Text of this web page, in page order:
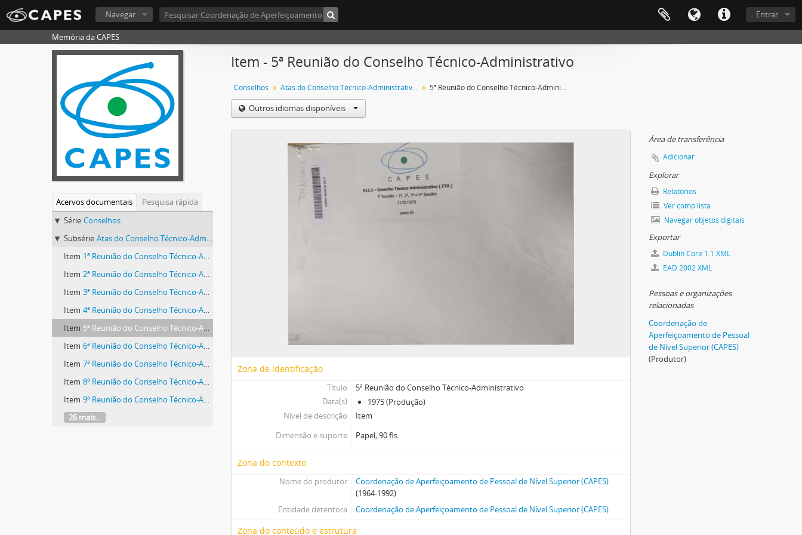
Entrar
Navegar
Memória da CAPES
Acervos documentais
Pesquisa rápida
Série Conselhos
Subsérie Atas do Conselho Técnico-Administrativo (CTA) 1974-1981
Item 1ª Reunião do Conselho Técnico-Administrativo
Item 2ª Reunião do Conselho Técnico-Administrativo
Item 3ª Reunião do Conselho Técnico-Administrativo
Item 4ª Reunião do Conselho Técnico-Administrativo
Item 5ª Reunião do Conselho Técnico-Administrativo
Item 6ª Reunião do Conselho Técnico-Administrativo
Item 7ª Reunião do Conselho Técnico-Administrativo
Item 8ª Reunião do Conselho Técnico-Administrativo
Item 9ª Reunião do Conselho Técnico-Administrativo
26 mais...
Item - 5ª Reunião do Conselho Técnico-Administrativo
Conselhos Atas do Conselho Técnico-Administrativo (CTA) 1974-1981 5ª Reunião do Conselho Técnico-Administrativo
Outros idiomas disponíveis
Zona de identificação
Título
5ª Reunião do Conselho Técnico-Administrativo
Data(s)
1975 (Produção)
Nível de descrição
Item
Dimensão e suporte
Papel; 90 fls.
Zona do contexto
Nome do produtor
Coordenação de Aperfeiçoamento de Pessoal de Nível Superior (CAPES)
(1964-1992)
Entidade detentora
Coordenação de Aperfeiçoamento de Pessoal de Nível Superior (CAPES)
Zona do conteúdo e estrutura
Área de transferência
Adicionar
Explorar
Relatórios
Ver como lista
Navegar objetos digitais
Exportar
Dublin Core 1.1 XML
EAD 2002 XML
Pessoas e organizações
relacionadas
Coordenação de
Aperfeiçoamento de Pessoal
de Nível Superior (CAPES)
(Produtor)